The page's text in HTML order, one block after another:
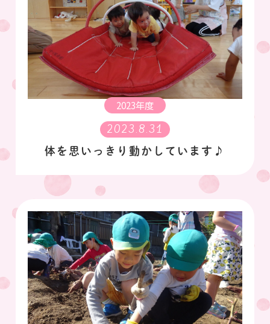
2023年度
2023.8.31
体を思いっきり動かしています♪